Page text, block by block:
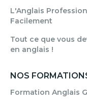
L'Anglais
Facilement
Tout ce que vous
en anglais !
NOS
Formation Anglais